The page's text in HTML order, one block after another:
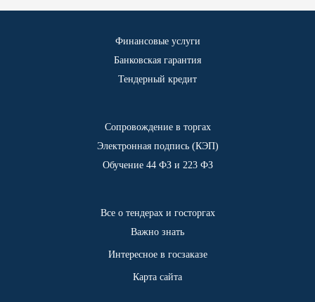
Финансовые услуги
Банковская гарантия
Тендерный кредит
Сопровождение в торгах
Электронная подпись (КЭП)
Обучение 44 ФЗ и 223 ФЗ
Все о тендерах и госторгах
Важно знать
Интересное в госзаказе
Карта сайта